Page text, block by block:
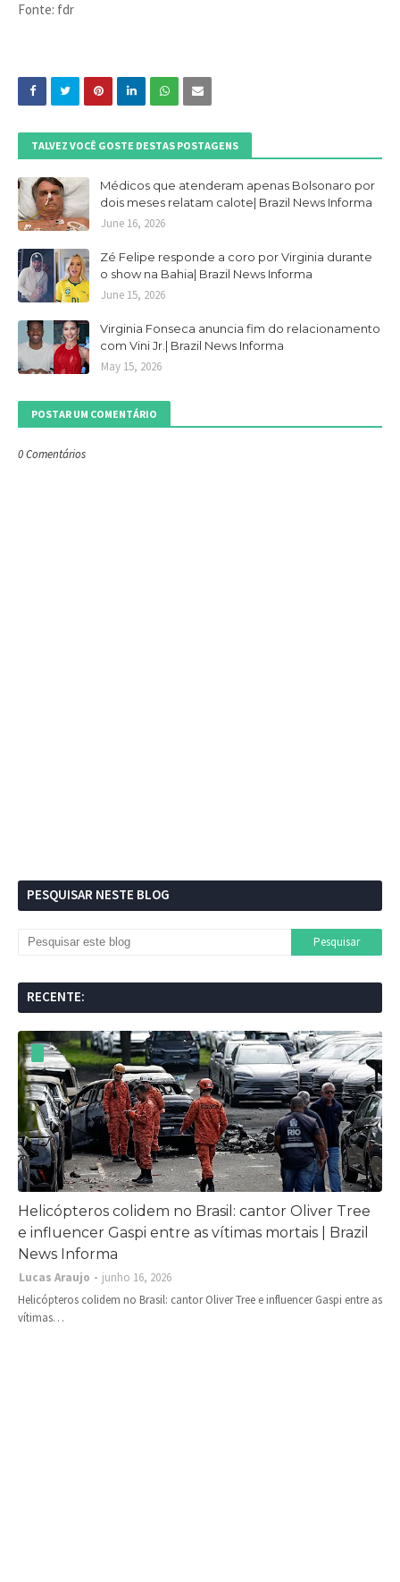
Fonte: fdr
TALVEZ VOCÊ GOSTE DESTAS POSTAGENS
Médicos que atenderam apenas Bolsonaro por
dois meses relatam calote| Brazil News Informa
June 16, 2026
Zé Felipe responde a coro por Virginia durante
o show na Bahia| Brazil News Informa
June 15, 2026
Virginia Fonseca anuncia fim do relacionamento
com Vini Jr.| Brazil News Informa
May 15, 2026
POSTAR UM COMENTÁRIO
0 Comentários
PESQUISAR NESTE BLOG
RECENTE:
Helicópteros colidem no Brasil: cantor Oliver Tree
e influencer Gaspi entre as vítimas mortais | Brazil
News Informa
Lucas Araujo
junho 16, 2026
Helicópteros colidem no Brasil: cantor Oliver Tree e influencer Gaspi entre as
vítimas…